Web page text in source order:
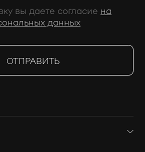
вы даете согласие на
данных